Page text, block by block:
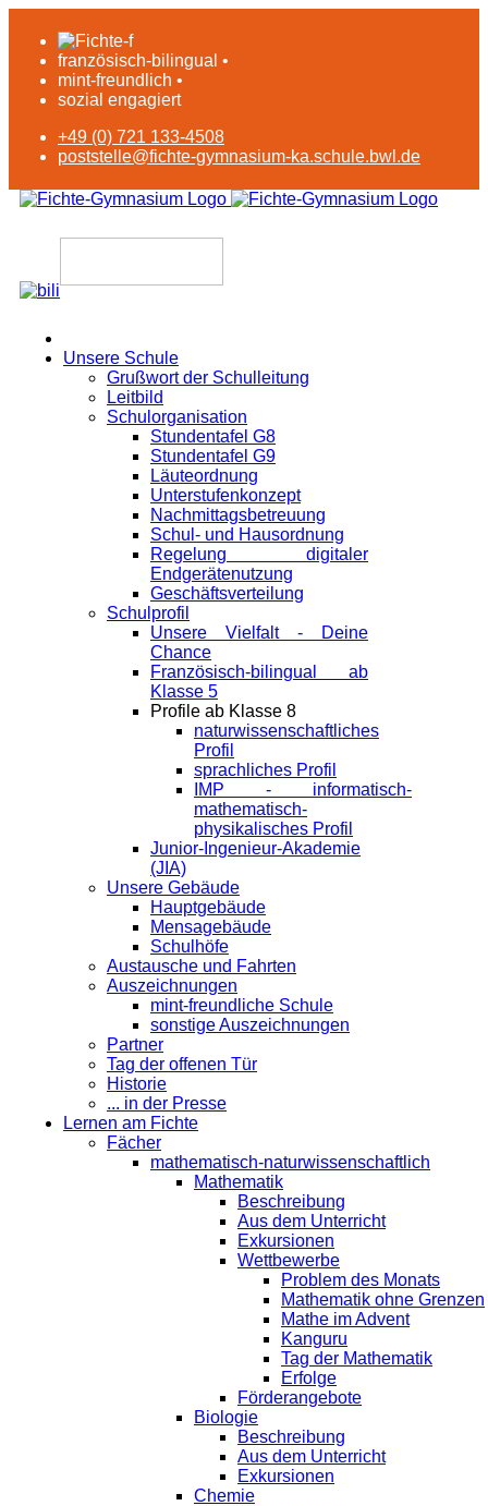
französisch-bilingual •
mint-freundlich •
sozial engagiert
+49 (0) 721 133-4508
poststelle@fichte-gymnasium-ka.schule.bwl.de
Unsere Schule
Grußwort der Schulleitung
Leitbild
Schulorganisation
Stundentafel G8
Stundentafel G9
Läuteordnung
Unterstufenkonzept
Nachmittagsbetreuung
Schul- und Hausordnung
Regelung digitaler
Endgeräte­nutzung
Geschäftsverteilung
Schulprofil
Unsere Vielfalt - Deine
Chance
Französisch-bilingual ab
Klasse 5
Profile ab Klasse 8
naturwissenschaftliches
Profil
sprachliches Profil
IMP - informatisch-
mathematisch-
physikalisches Profil
Junior-Ingenieur-Akademie
(JIA)
Unsere Gebäude
Hauptgebäude
Mensagebäude
Schulhöfe
Austausche und Fahrten
Auszeichnungen
mint-freundliche Schule
sonstige Auszeichnungen
Partner
Tag der offenen Tür
Historie
... in der Presse
Lernen am Fichte
Fächer
mathematisch-naturwissenschaftlich
Mathematik
Beschreibung
Aus dem Unterricht
Exkursionen
Wettbewerbe
Problem des Monats
Mathematik ohne Grenzen
Mathe im Advent
Kanguru
Tag der Mathematik
Erfolge
Förderangebote
Biologie
Beschreibung
Aus dem Unterricht
Exkursionen
Chemie